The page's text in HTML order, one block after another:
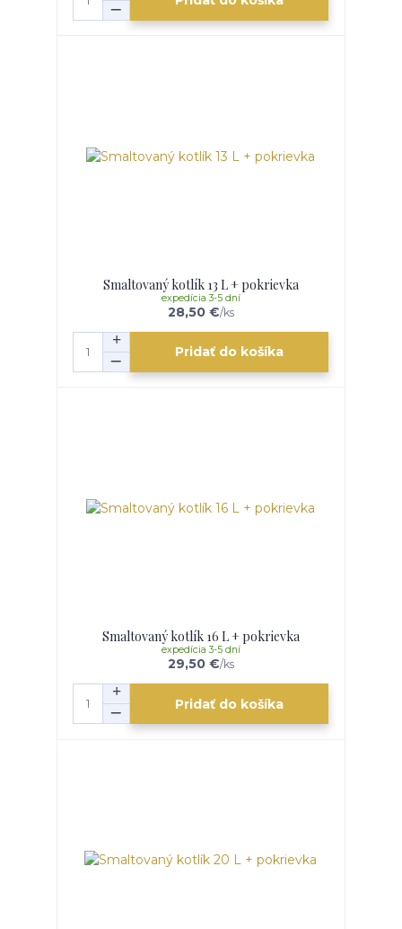
Smaltovaný kotlík 13 L + pokrievka
28,50 €/ks
expedícia 3-5 dní
Pridať do košíka
Smaltovaný kotlík 16 L + pokrievka
29,50 €/ks
expedícia 3-5 dní
Pridať do košíka